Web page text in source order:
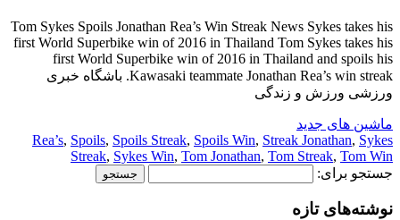
Tom Sykes Spoils Jonathan Rea’s Win Streak News Sykes takes his
first World Superbike win of 2016 in Thailand Tom Sykes takes his
first World Superbike win of 2016 in Thailand and spoils his
Kawasaki teammate Jonathan Rea’s win streak. باشگاه خبری
ورزشی ورزش و زندگی
ماشین های جدید
Rea’s, Spoils, Spoils Streak, Spoils Win, Streak Jonathan, Sykes
Streak, Sykes Win, Tom Jonathan, Tom Streak, Tom Win
جستجو برای:
نوشته‌های تازه